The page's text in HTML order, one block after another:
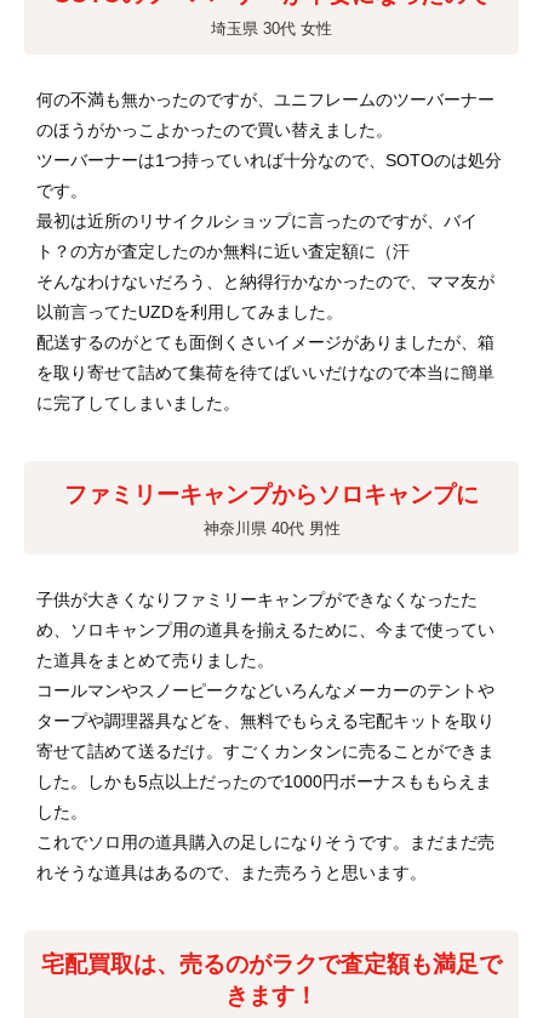
埼玉県 30代 女性
何の不満も無かったのですが、ユニフレームのツーバーナー
のほうがかっこよかったので買い替えました。
ツーバーナーは1つ持っていれば十分なので、SOTOのは処分
です。
最初は近所のリサイクルショップに言ったのですが、バイ
ト？の方が査定したのか無料に近い査定額に（汗
そんなわけないだろう、と納得行かなかったので、ママ友が
以前言ってたUZDを利用してみました。
配送するのがとても面倒くさいイメージがありましたが、箱
を取り寄せて詰めて集荷を待てばいいだけなので本当に簡単
に完了してしまいました。
ファミリーキャンプからソロキャンプに
神奈川県 40代 男性
子供が大きくなりファミリーキャンプができなくなったた
め、ソロキャンプ用の道具を揃えるために、今まで使ってい
た道具をまとめて売りました。
コールマンやスノーピークなどいろんなメーカーのテントや
タープや調理器具などを、無料でもらえる宅配キットを取り
寄せて詰めて送るだけ。すごくカンタンに売ることができま
した。しかも5点以上だったので1000円ボーナスももらえま
した。
これでソロ用の道具購入の足しになりそうです。まだまだ売
れそうな道具はあるので、また売ろうと思います。
宅配買取は、売るのがラクで査定額も満足で
きます！